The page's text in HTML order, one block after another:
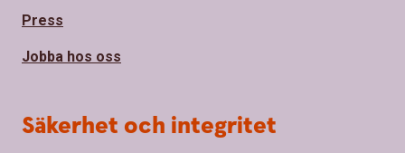
Press
Jobba hos oss
Säkerhet och integritet